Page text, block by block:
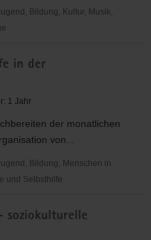
Bildung, Kultur, Musik,
in der
1 Jahr
der monatlichen
von...
Bildung, Menschen in
und Selbsthilfe
soziokulturelle